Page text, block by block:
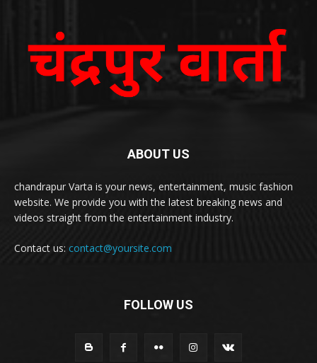
ABOUT US
chandrapur Varta is your news, entertainment, music fashion
website. We provide you with the latest breaking news and
videos straight from the entertainment industry.
Contact us: contact@yoursite.com
FOLLOW US